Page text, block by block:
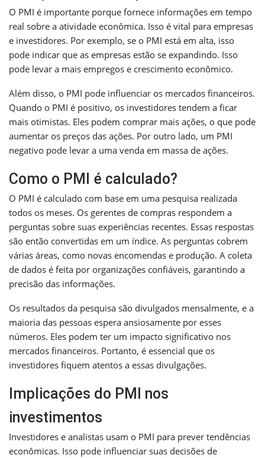
O PMI é importante porque fornece informações em tempo
real sobre a atividade econômica. Isso é vital para empresas
e investidores. Por exemplo, se o PMI está em alta, isso
pode indicar que as empresas estão se expandindo. Isso
pode levar a mais empregos e crescimento econômico.
Além disso, o PMI pode influenciar os mercados financeiros.
Quando o PMI é positivo, os investidores tendem a ficar
mais otimistas. Eles podem comprar mais ações, o que pode
aumentar os preços das ações. Por outro lado, um PMI
negativo pode levar a uma venda em massa de ações.
Como o PMI é calculado?
O PMI é calculado com base em uma pesquisa realizada
todos os meses. Os gerentes de compras respondem a
perguntas sobre suas experiências recentes. Essas respostas
são então convertidas em um índice. As perguntas cobrem
várias áreas, como novas encomendas e produção. A coleta
de dados é feita por organizações confiáveis, garantindo a
precisão das informações.
Os resultados da pesquisa são divulgados mensalmente, e a
maioria das pessoas espera ansiosamente por esses
números. Eles podem ter um impacto significativo nos
mercados financeiros. Portanto, é essencial que os
investidores fiquem atentos a essas divulgações.
Implicações do PMI nos
investimentos
Investidores e analistas usam o PMI para prever tendências
econômicas. Isso pode influenciar suas decisões de